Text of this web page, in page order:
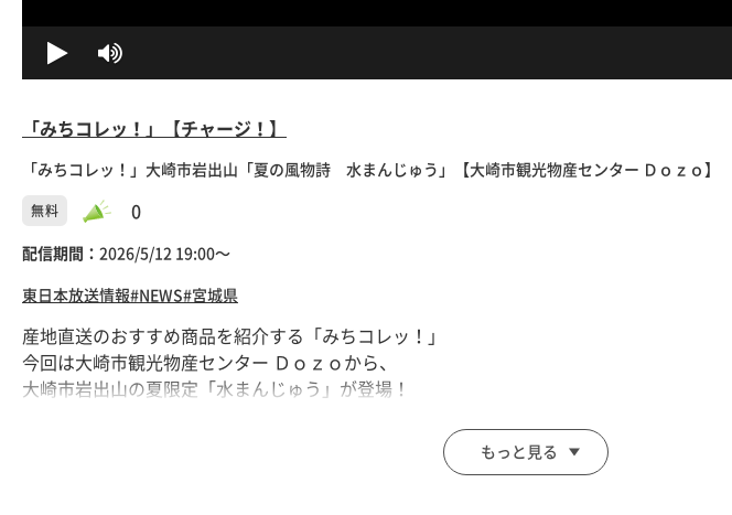
「みちコレッ！」【チャージ！】
「みちコレッ！」大崎市岩出山「夏の風物詩 水まんじゅう」【大崎市観光物産センター Ｄｏｚｏ】
無料 0
配信期間： 2026/5/12 19:00〜
東日本放送情報#NEWS#宮城県
産地直送のおすすめ商品を紹介する「みちコレッ！」
今回は大崎市観光物産センター Ｄｏｚｏから、
大崎市岩出山の夏限定「水まんじゅう」が登場！
これからの季節に食べたくなること間違いなしの商品です！
もっと見る